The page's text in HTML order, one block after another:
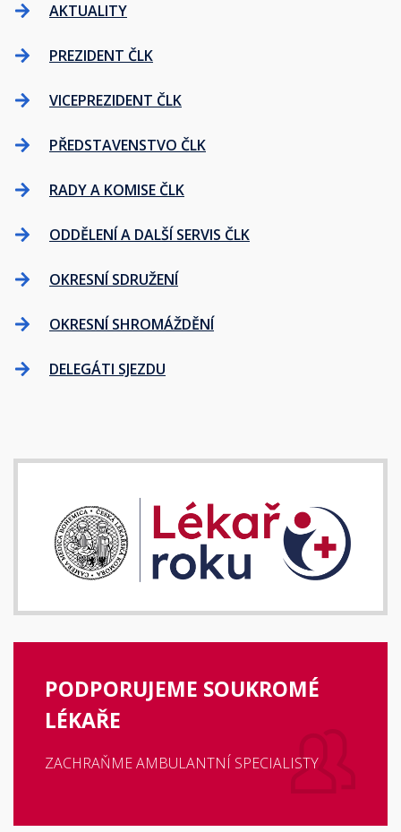
AKTUALITY
PREZIDENT ČLK
VICEPREZIDENT ČLK
PŘEDSTAVENSTVO ČLK
RADY A KOMISE ČLK
ODDĚLENÍ A DALŠÍ SERVIS ČLK
OKRESNÍ SDRUŽENÍ
OKRESNÍ SHROMÁŽDĚNÍ
DELEGÁTI SJEZDU
PODPORUJEME SOUKROMÉ
LÉKAŘE
ZACHRAŇME AMBULANTNÍ SPECIALISTY